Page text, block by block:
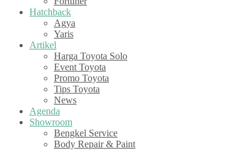
Hatchback
Agya
Yaris
Artikel
Harga Toyota Solo
Event Toyota
Promo Toyota
Tips Toyota
News
Agenda
Showroom
Bengkel Service
Body Repair & Paint